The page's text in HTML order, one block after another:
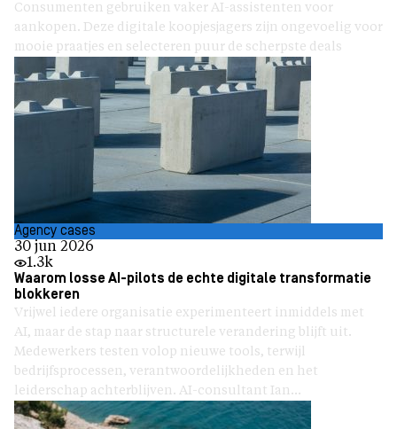
Consumenten gebruiken vaker AI-assistenten voor
aankopen. Deze digitale koopjesjagers zijn ongevoelig voor
mooie praatjes en selecteren puur de scherpste deals
Agency cases
30 jun 2026
1.3k
Waarom losse AI-pilots de echte digitale transformatie
blokkeren
Vrijwel iedere organisatie experimenteert inmiddels met
AI, maar de stap naar structurele verandering blijft uit.
Medewerkers testen volop nieuwe tools, terwijl
bedrijfsprocessen, verantwoordelijkheden en het
leiderschap achterblijven. AI-consultant Ian...